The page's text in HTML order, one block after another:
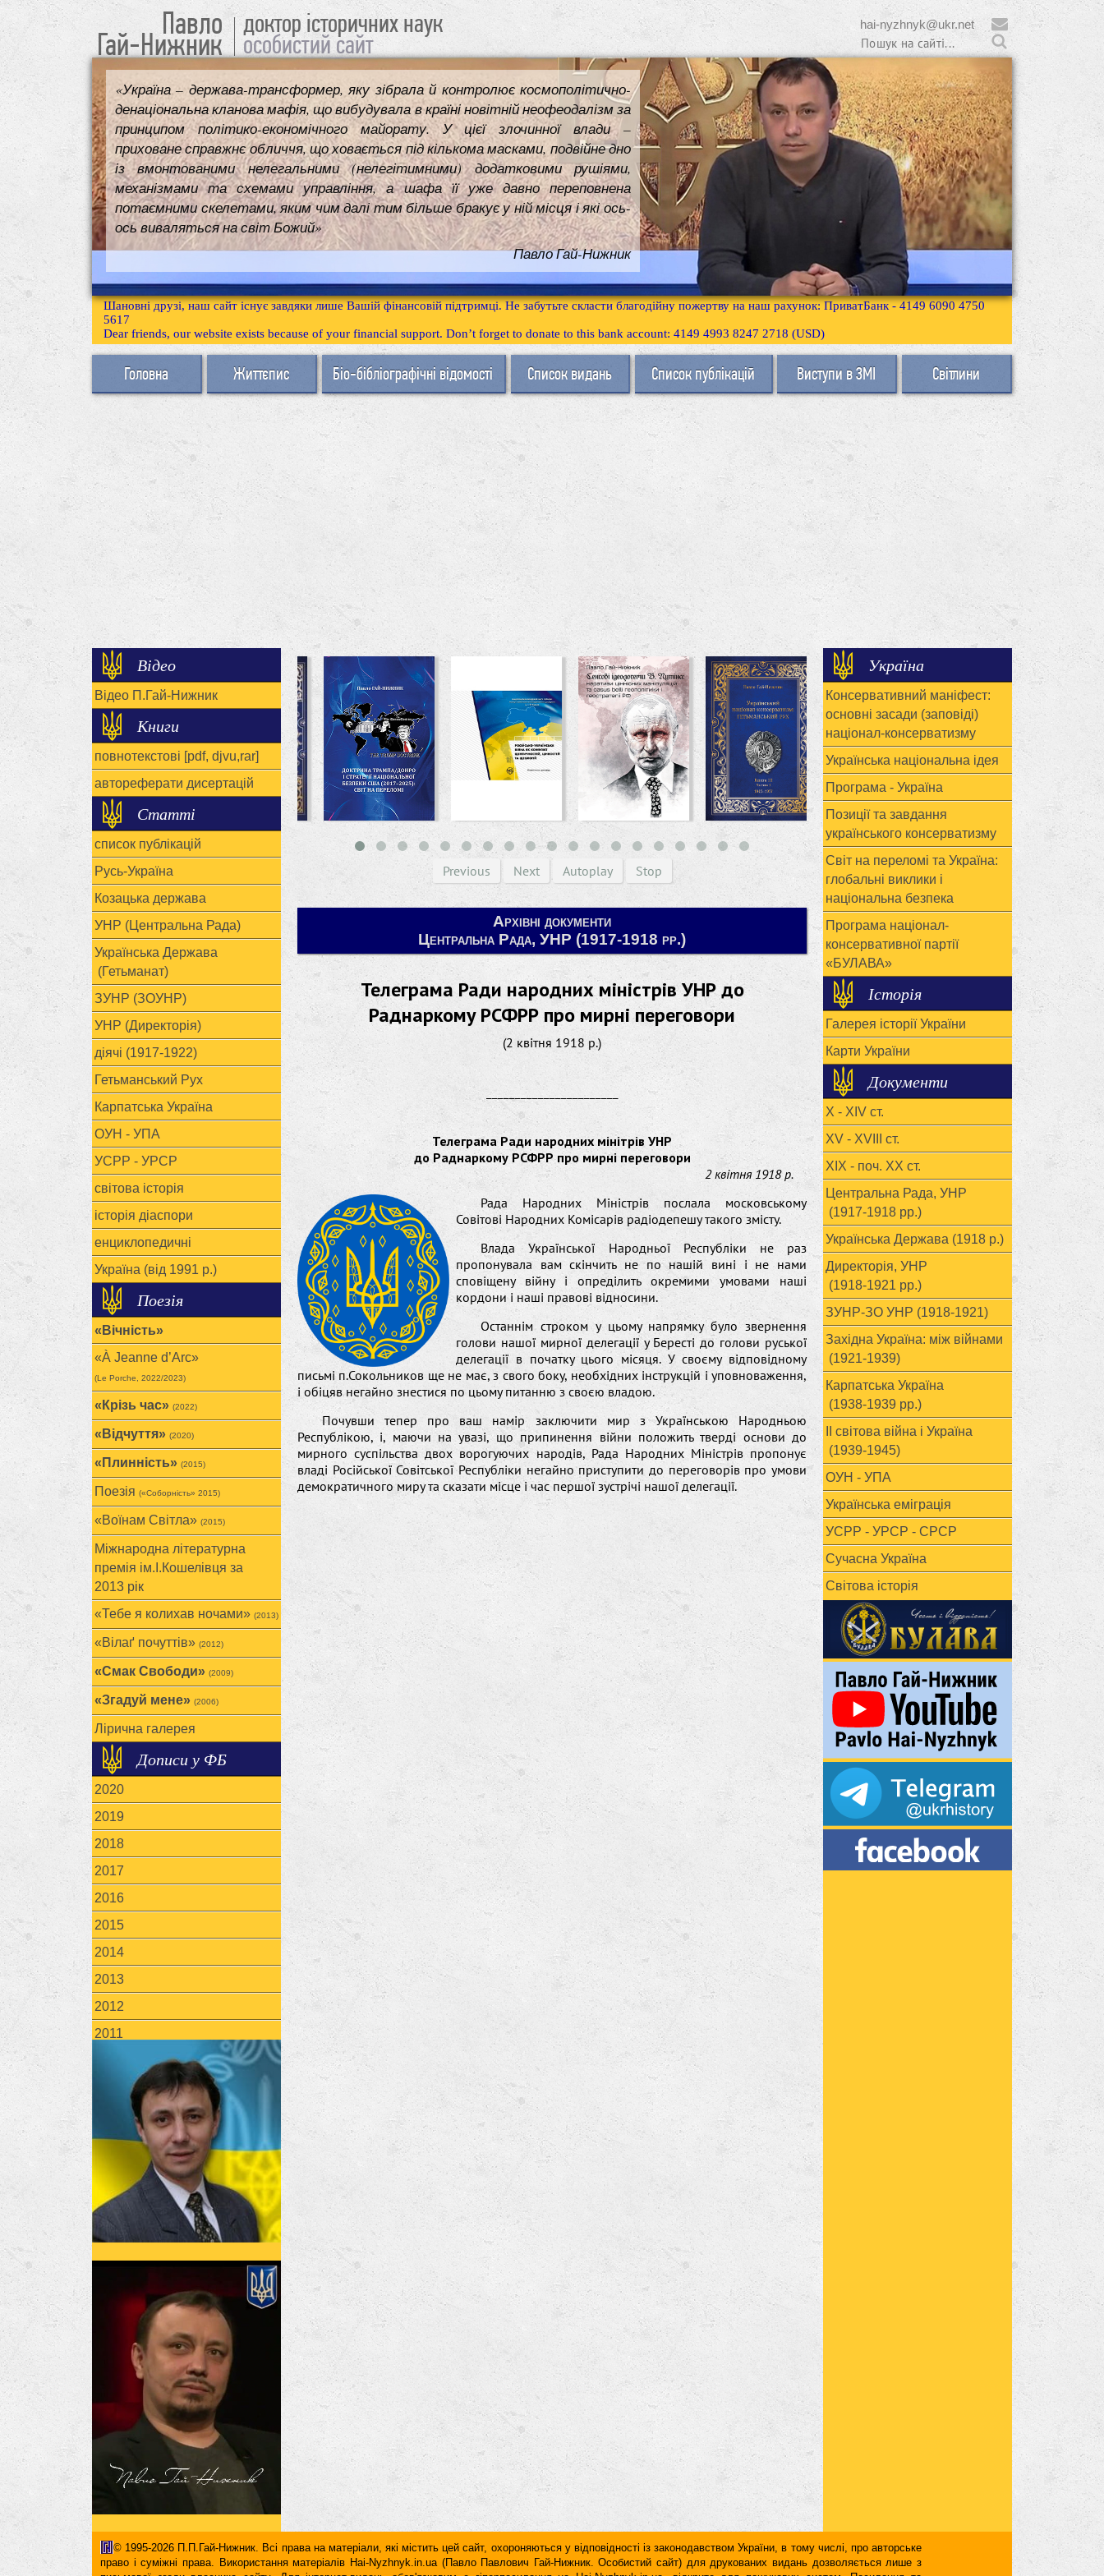
Павло
Гай-Нижник
доктор історичних наук
особистий сайт
hai-nyzhnyk@ukr.net
«Україна – держава-трансформер, яку зібрала й контролює космополітично-
денаціональна кланова мафія, що вибудувала в країні новітній неофеодалізм за
принципом політико-економічного майорату. У цієї злочинної влади –
приховане справжнє обличчя, що ховається під кількома масками, подвійне дно
із вмонтованими нелегальними (нелегітимними) додатковими рушіями,
механізмами та схемами управління, а шафа її уже давно переповнена
потаємними скелетами, яким чим далі тим більше бракує у ній місця і які ось-
ось виваляться на світ Божий»
Павло Гай-Нижник
Шановні друзі, наш сайт існує завдяки лише Вашій фінансовій підтримці. Не забутьте скласти благодійну пожертву на наш рахунок: ПриватБанк - 4149 6090 4750
5617
Dear friends, our website exists because of your financial support. Don’t forget to donate to this bank account: 4149 4993 8247 2718 (USD)
Головна Життєпис Біо-бібліографічні відомості Список видань Список публікацій Виступи в ЗМІ Світлини
Відео
Відео П.Гай-Нижник
Книги
повнотекстові [pdf, djvu,rar]
автореферати дисертацій
Статті
список публікацій
Русь-Україна
Козацька держава
УНР (Центральна Рада)
Українська Держава
(Гетьманат)
ЗУНР (ЗОУНР)
УНР (Директорія)
діячі (1917-1922)
Гетьманський Рух
Карпатська Україна
ОУН - УПА
УСРР - УРСР
світова історія
історія діаспори
енциклопедичні
Україна (від 1991 р.)
Поезія
«Вічність»
«À Jeanne d’Arc»
(Le Porche, 2022/2023)
«Крізь час» (2022)
«Відчуття» (2020)
«Плинність» (2015)
Поезія («Соборність» 2015)
«Воїнам Cвітла» (2015)
Міжнародна літературна
премія ім.І.Кошелівця за
2013 рік
«Тебе я колихав ночами» (2013)
«Вілаґ почуттів» (2012)
«Смак Свободи» (2009)
«Згадуй мене» (2006)
Лірична галерея
Дописи у ФБ
2020
2019
2018
2017
2016
2015
2014
2013
2012
2011
Previous Next Autoplay Stop
Архівні документи
Центральна Рада, УНР (1917-1918 рр.)
Телеграма Ради народних міністрів УНР до
Раднаркому РСФРР про мирні переговори
(2 квітня 1918 р.)
_______________________
Телеграма Ради народних мінітрів УНР
до Раднаркому РСФРР про мирні переговори
2 квітня 1918 р.
Рада Народних Міністрів послала московському
Совітові Народних Комісарів радіодепешу такого змісту.
Влада Української Народньої Республіки не раз
пропонувала вам скінчить не по нашій вині і не нами
сповіщену війну і опреділить окремими умовами наші
кордони і наші правові відносини.
Останнім строком у цьому напрямку було звернення
голови нашої мирної делегації у Бересті до голови руської
делегації в початку цього місяця. У своєму відповідному
письмі п.Сокольников ще не має, з свого боку, необхідних інструкцій і уповноваження,
і обіцяв негайно знестися по цьому питанню з своєю владою.
Почувши тепер про ваш намір заключити мир з Українською Народньою
Республікою, і, маючи на увазі, що припинення війни положить тверді основи до
мирного суспільства двох ворогуючих народів, Рада Народних Міністрів пропонує
владі Російської Совітської Республіки негайно приступити до переговорів про умови
демократичного миру та сказати місце і час першої зустрічі нашої делегації.
Україна
Консервативний маніфест:
основні засади (заповіді)
націонал-консерватизму
Українська національна ідея
Програма - Україна
Позиції та завдання
українського консерватизму
Світ на переломі та Україна:
глобальні виклики і
національна безпека
Програма націонал-
консервативної партії
«БУЛАВА»
Історія
Галерея історії України
Карти України
Документи
X - XIV ст.
XV - XVIII ст.
ХІХ - поч. ХХ ст.
Центральна Рада, УНР
(1917-1918 рр.)
Українська Держава (1918 р.)
Директорія, УНР
(1918-1921 рр.)
ЗУНР-ЗО УНР (1918-1921)
Західна Україна: між війнами
(1921-1939)
Карпатська Україна
(1938-1939 рр.)
ІІ світова війна і Україна
(1939-1945)
ОУН - УПА
Українська еміграція
УСРР - УРСР - СРСР
Сучасна Україна
Світова історія
© 1995-2026 П.П.Гай-Нижник. Всі права на матеріали, які містить цей сайт, охороняються у відповідності із законодавством України, в тому числі, про авторське
право і суміжні права. Використання матерiалiв Hai-Nyzhnyk.in.ua (Павло Павлович Гай-Нижник. Особистий сайт) для друкованих видань дозволяється лише з
письмової згоди власника сайту. Для iнтернет-видань обов'язковим є гiперпосилання на Hai-Nyzhnyk.in.ua, відкрите для пошукових систем. Посилання та
гіперпосилання повинні міститися виключно в першому чи в другому абзаці тексту.